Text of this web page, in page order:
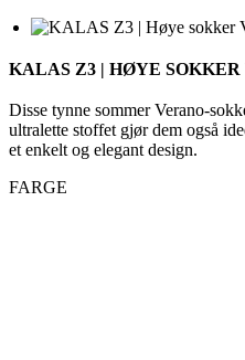
Disse tynne sommer Verano-
ultralette stoffet gjør dem også